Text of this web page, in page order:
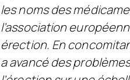
les noms des
l’association
érection. En
a avancé des